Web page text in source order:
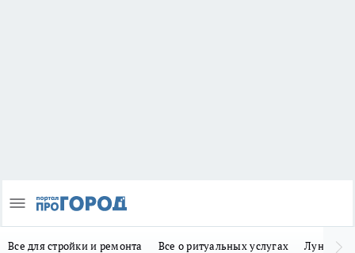
Все для стройки и ремонта Все о ритуальных услугах Лунно-